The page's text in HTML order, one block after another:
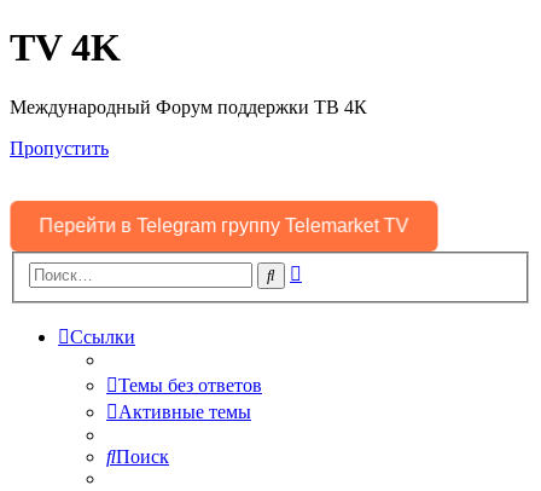
TV 4K
Международный Форум поддержки ТВ 4К
Пропустить
Перейти в Telegram группу Telemarket TV
Поиск
Ссылки
Темы без ответов
Активные темы
Поиск